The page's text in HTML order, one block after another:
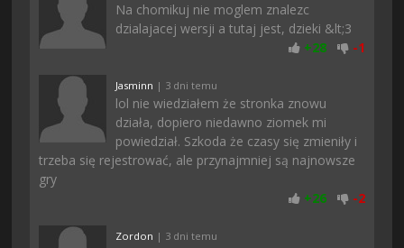
Na chomikuj nie moglem znalezc
dzialajacej wersji a tutaj jest, dzieki &lt;3
+28 -1
Jasminn | 3 dni temu
lol nie wiedziałem że stronka znowu
działa, dopiero niedawno ziomek mi
powiedział. Szkoda że czasy się zmieniły i
trzeba się rejestrować, ale przynajmniej są najnowsze
gry
+26 -2
Zordon | 3 dni temu